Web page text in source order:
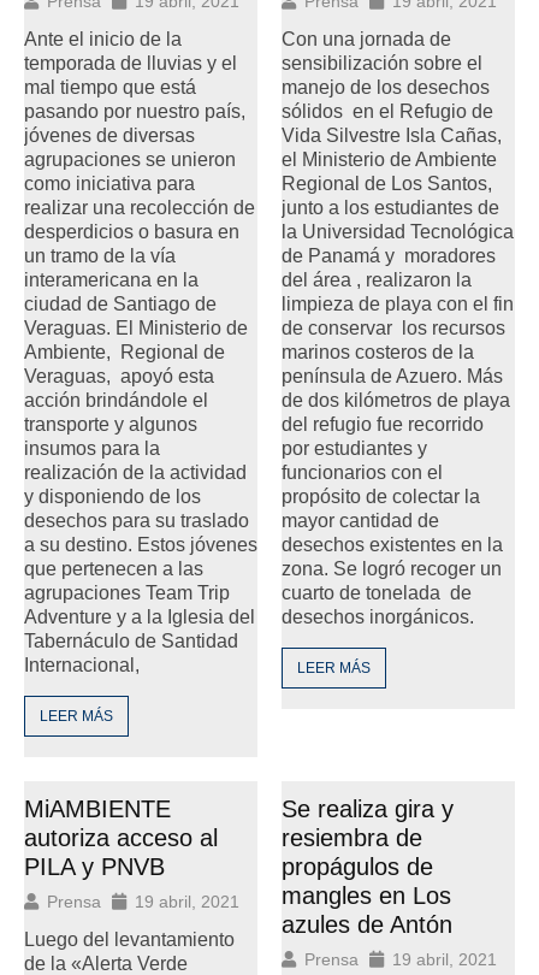
Ante el inicio de la
temporada de lluvias y el
mal tiempo que está
pasando por nuestro país,
jóvenes de diversas
agrupaciones se unieron
como iniciativa para
realizar una recolección de
desperdicios o basura en
un tramo de la vía
interamericana en la
ciudad de Santiago de
Veraguas. El Ministerio de
Ambiente, Regional de
Veraguas, apoyó esta
acción brindándole el
transporte y algunos
insumos para la
realización de la actividad
y disponiendo de los
desechos para su traslado
a su destino. Estos jóvenes
que pertenecen a las
agrupaciones Team Trip
Adventure y a la Iglesia del
Tabernáculo de Santidad
Internacional,
LEER MÁS
Con una jornada de
sensibilización sobre el
manejo de los desechos
sólidos en el Refugio de
Vida Silvestre Isla Cañas,
el Ministerio de Ambiente
Regional de Los Santos,
junto a los estudiantes de
la Universidad Tecnológica
de Panamá y moradores
del área , realizaron la
limpieza de playa con el fin
de conservar los recursos
marinos costeros de la
península de Azuero. Más
de dos kilómetros de playa
del refugio fue recorrido
por estudiantes y
funcionarios con el
propósito de colectar la
mayor cantidad de
desechos existentes en la
zona. Se logró recoger un
cuarto de tonelada de
desechos inorgánicos.
LEER MÁS
MiAMBIENTE
autoriza acceso al
PILA y PNVB
Prensa 19 abril, 2021
Luego del levantamiento
de la «Alerta Verde
Se realiza gira y
resiembra de
propágulos de
mangles en Los
azules de Antón
Prensa 19 abril, 2021